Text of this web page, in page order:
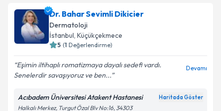
Dr. Bahar Sevimli Dikicier
Dermatoloji
İstanbul, Küçükçekmece
5 (1 Değerlendirme)
Eşimin iltihaplı romatizmaya dayalı sedefi vardı.
Senelerdir savaşıyoruz ve ben...
Devamı
Acıbadem Üniversitesi Atakent Hastanesi Haritada Göster
Halkalı Merkez, Turgut Özal Blv No:16, 34303